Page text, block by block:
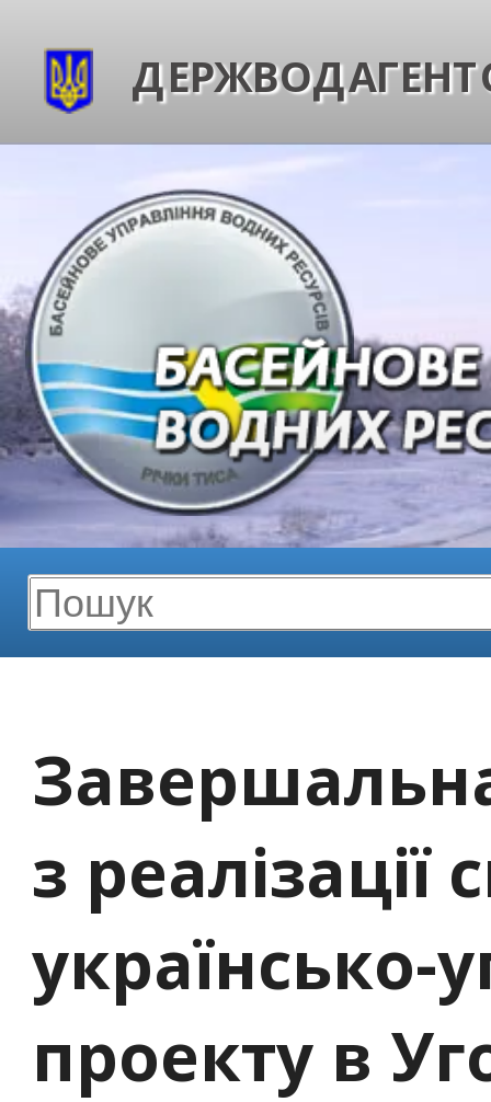
з реалізації
українсько-
проекту в